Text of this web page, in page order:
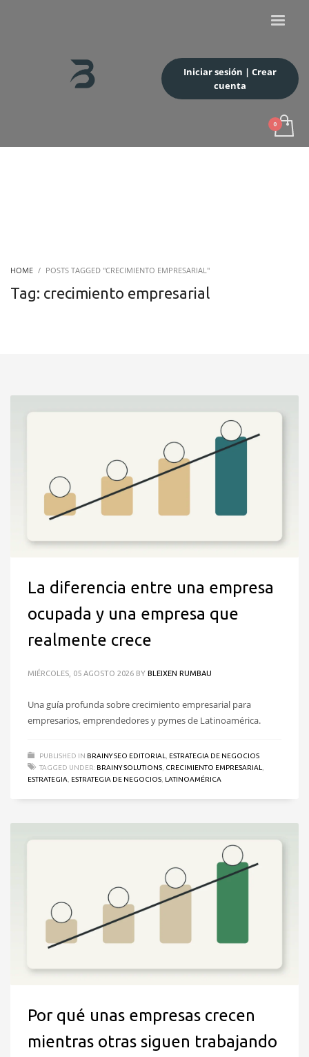
Iniciar sesión | Crear
cuenta
HOME POSTS TAGGED "CRECIMIENTO EMPRESARIAL"
Tag: crecimiento empresarial
La diferencia entre una empresa
ocupada y una empresa que
realmente crece
MIÉRCOLES, 05 AGOSTO 2026 BY BLEIXEN RUMBAU
Una guía profunda sobre crecimiento empresarial para
empresarios, emprendedores y pymes de Latinoamérica.
PUBLISHED IN BRAINY SEO EDITORIAL
ESTRATEGIA DE NEGOCIOS
TAGGED UNDER: BRAINY SOLUTIONS CRECIMIENTO EMPRESARIAL
ESTRATEGIA
ESTRATEGIA DE NEGOCIOS LATINOAMÉRICA
Por qué unas empresas crecen
mientras otras siguen trabajando